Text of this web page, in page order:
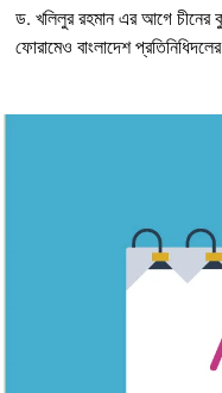
ড. খলিলুর রহমান এর আগে চীনের
ফোরামেও বাংলাদেশ